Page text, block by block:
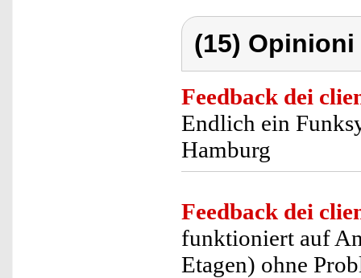
(15)
Feedback dei
Endlich ein
Hamburg
Feedback dei
funktioniert auf
Etagen) ohne